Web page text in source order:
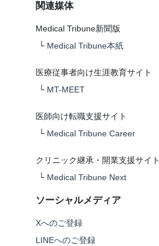
関連媒体
Medical Tribune新聞版
└ Medical Tribune本紙
医療従事者向け生涯教育サイト
└ MT-MEET
医師向け転職支援サイト
└ Medical Tribune Career
クリニック継承・開業支援サイト
└ Medical Tribune Next
ソーシャルメディア
Xへのご登録
LINEへのご登録